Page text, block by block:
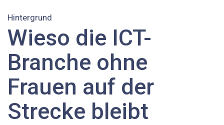
Hintergrund
Wieso die ICT-
Branche ohne
Frauen auf der
Strecke bleibt